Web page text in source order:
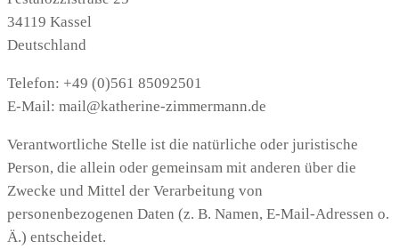
34119 Kassel
Deutschland
Telefon: +49 (0)561 85092501
E-Mail: mail@katherine-zimmermann.de
Verantwortliche Stelle ist die natürliche oder juristische
Person, die allein oder gemeinsam mit anderen über die
Zwecke und Mittel der Verarbeitung von
personenbezogenen Daten (z. B. Namen, E-Mail-Adressen o.
Ä.) entscheidet.